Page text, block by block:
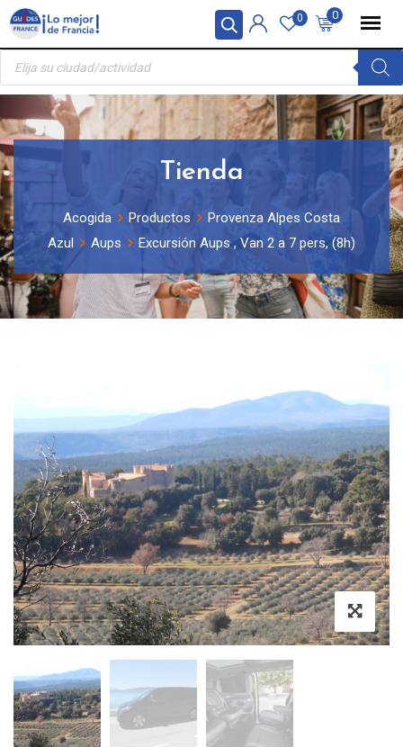
Panel de gestión de cookies
Skip
content
0
0
Búsqueda
productos
Tienda
Acogida Productos
Provenza Alpes Costa
Azul
Aups Excursión Aups , Van 2 a 7 pers, (8h)